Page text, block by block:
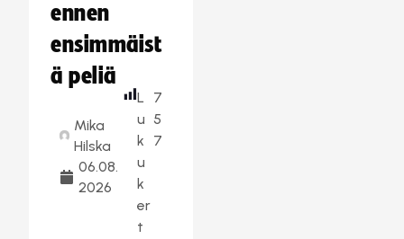
ennen
ensimmäist
ä peliä
Mika
Hilska
06.08.
2026
L
u
k
u
k
er
t
7
5
7